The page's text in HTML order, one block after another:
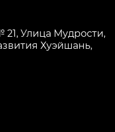
21, Улица Мудрости,
Хуэйшань,